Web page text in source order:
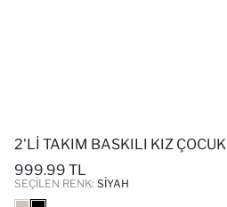
2'LI TAKIM BASKILI KIZ ÇOCUK
999.99 TL
SEÇILEN RENK: SIYAH